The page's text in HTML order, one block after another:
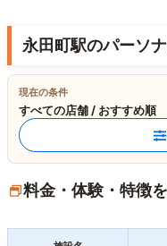
永田町駅のパーソ
現在の条件
すべての店舗 / おすすめ順
料金・体験・特徴